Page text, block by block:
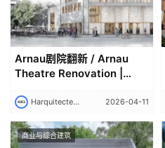
Arnau剧院翻新 / Arnau
Theatre Renovation |
Harquitectes 建筑师事务所｜Harquitectes 2026-04-11
商业与综合建筑